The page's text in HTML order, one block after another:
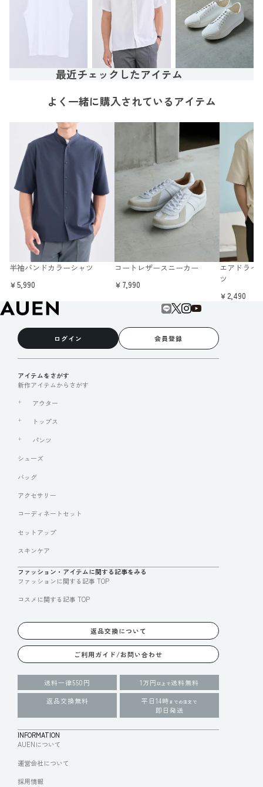
最近チェックしたアイテム
よく一緒に購入されているアイテム
半袖バンドカラーシャツ
￥5,990
コートレザースニーカー
￥7,990
エアドライ
ツ
￥2,490
ログイン 会員登録
アイテムをさがす
新作アイテムからさがす
アウター
トップス
パンツ
シューズ
バッグ
アクセサリー
コーディネートセット
セットアップ
スキンケア
ファッション・アイテムに関する記事をみる
ファッションに関する記事 TOP
コスメに関する記事 TOP
返品交換について
ご利用ガイド/お問い合わせ
送料一律550円 1万円 以上で送料無料
返品交換無料
平日14時 までの注文で
即日発送
INFORMATION
AUENについて
運営会社について
採用情報